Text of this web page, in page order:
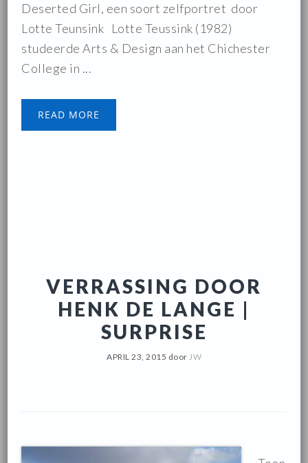
Deserted Girl, een soort zelfportret door
Lotte Teunsink Lotte Teussink (1982)
studeerde Arts & Design aan het Chichester
College in ...
READ MORE
VERRASSING DOOR
HENK DE LANGE |
SURPRISE
APRIL 23, 2015 door JW